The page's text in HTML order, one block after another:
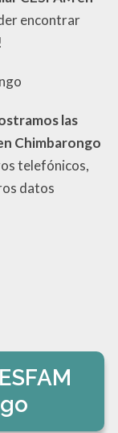
encontrar
las
Chimbarongo
telefónicos,
datos